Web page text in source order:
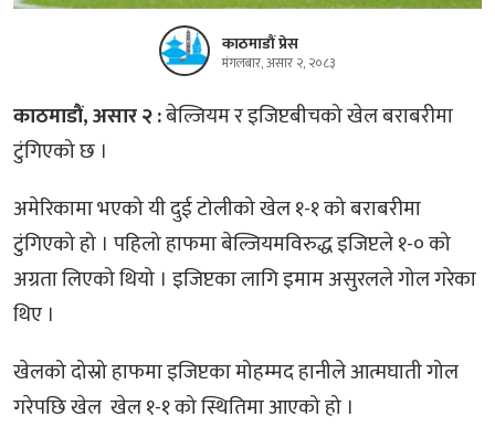
काठमाडौं प्रेस
मंगलबार, असार २, २०८३
काठमाडौं, असार २ :बेल्जियम र इजिप्टबीचको खेल बराबरीमा
टुंगिएको छ ।
अमेरिकामा भएको यी दुई टोलीको खेल १-१ को बराबरीमा
टुंगिएको हो । पहिलो हाफमा बेल्जियमविरुद्ध इजिप्टले १-० को
अग्रता लिएको थियो । इजिप्टका लागि इमाम असुरलले गोल गरेका
थिए ।
खेलको दोस्रो हाफमा इजिप्टका मोहम्मद हानीले आत्मघाती गोल
गरेपछि खेल खेल १-१ को स्थितिमा आएको हो ।